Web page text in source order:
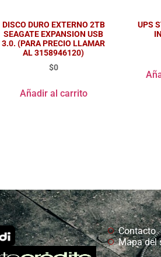
DISCO DURO EXTERNO 2TB
SEAGATE EXPANSION USB
3.0. (PARA PRECIO LLAMAR
AL 3158946120)
$0
Añadir al carrito
UPS
Contacto
Mapa del